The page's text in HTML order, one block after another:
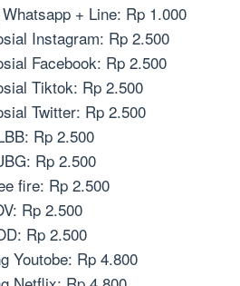
+ Line: Rp 1.000
Instagram: Rp 2.500
Facebook: Rp 2.500
Tiktok: Rp 2.500
Twitter: Rp 2.500
Rp 2.500
Rp 2.500
fire: Rp 2.500
Rp 2.500
Rp 2.500
Youtobe: Rp 4.800